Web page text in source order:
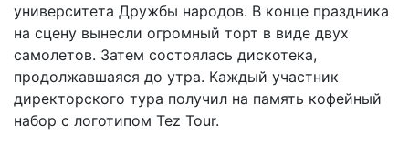
университета Дружбы народов. В конце праздника
на сцену вынесли огромный торт в виде двух
самолетов. Затем состоялась дискотека,
продолжавшаяся до утра. Каждый участник
директорского тура получил на память кофейный
набор с логотипом Tez Tour.